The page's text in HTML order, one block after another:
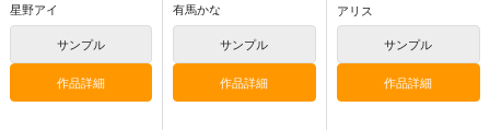
星野アイ
サンプル
作品詳細
有馬かな
サンプル
作品詳細
アリス
サンプル
作品詳細